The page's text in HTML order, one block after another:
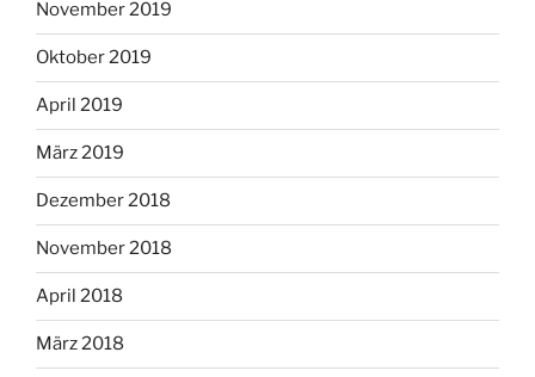
November 2019
Oktober 2019
April 2019
März 2019
Dezember 2018
November 2018
April 2018
März 2018